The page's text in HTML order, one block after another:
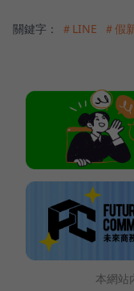
關鍵字： ＃LINE ＃假
本網站